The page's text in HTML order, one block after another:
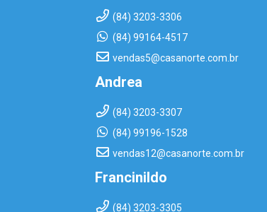
(84) 3203-3306
(84) 99164-4517
vendas5@casanorte.com.br
Andrea
(84) 3203-3307
(84) 99196-1528
vendas12@casanorte.com.br
Francinildo
(84) 3203-3305